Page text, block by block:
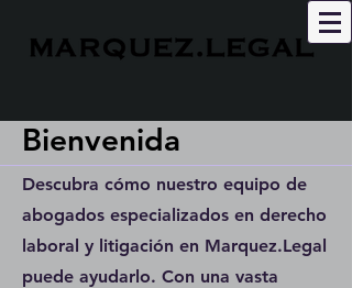
Bienvenida
Descubra cómo nuestro equipo de
abogados especializados en derecho
laboral y litigación en Marquez.Legal
puede ayudarlo. Con una vasta